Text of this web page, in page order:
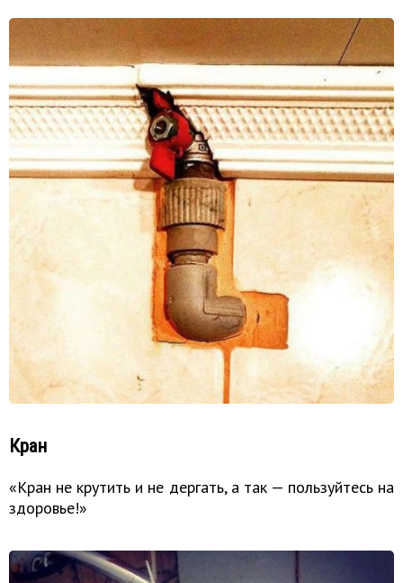
Кран
«Кран не крутить и не дергать, а так — пользуйтесь на
здоровье!»